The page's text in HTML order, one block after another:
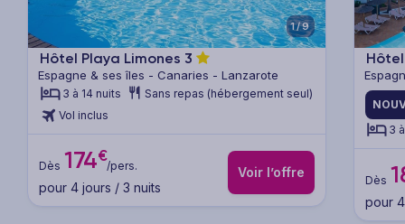
1/9
Hôtel Playa Limones 3
Espagne & ses îles - Canaries - Lanzarote
3 à 14 nuits
Sans repas (hébergement seul)
Vol inclus
Dès 174€
/pers.
pour 4 jours / 3 nuits
Voir l’offre
3
Dès
pour